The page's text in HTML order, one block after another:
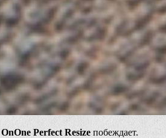
OnOne Perfect Resize побеждает.